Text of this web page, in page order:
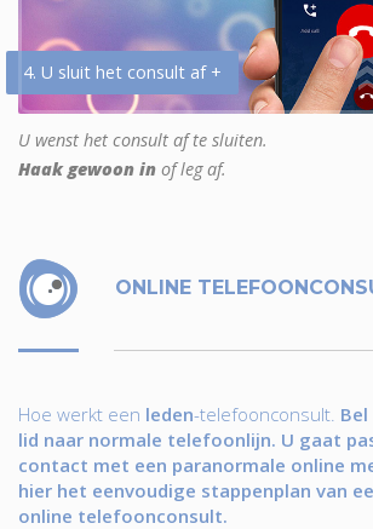
4. U sluit het consult af +
U wenst het consult af te sluiten.
Haak gewoon in of leg af.
ONLINE
Hoe werkt een leden-telefoonconsult.
lid naar normale telefoonlijn. U gaat
contact met een paranormale online
hier het eenvoudige stappenplan van
online telefoonconsult.